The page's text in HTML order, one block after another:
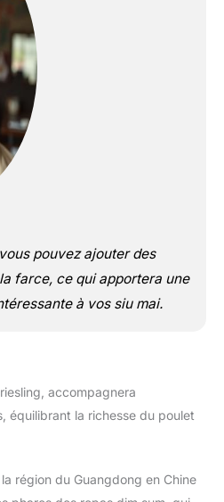
pouvez ajouter des
farce, ce qui apportera une
à vos siu mai.
accompagnera
équilibrant la richesse du poulet
région du Guangdong en Chine